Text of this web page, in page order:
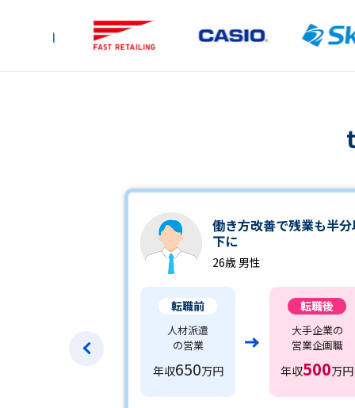
働き方改善で残業も半分
下に
26歳 男性
転職前
人材派遣
の営業
年収650万円
転職後
大手企業の
営業企画職
年収500万円